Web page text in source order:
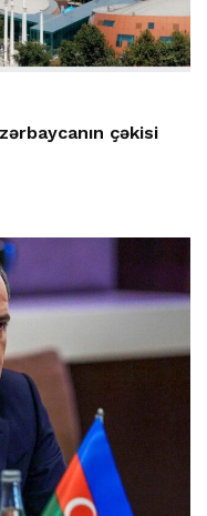
çəkisi